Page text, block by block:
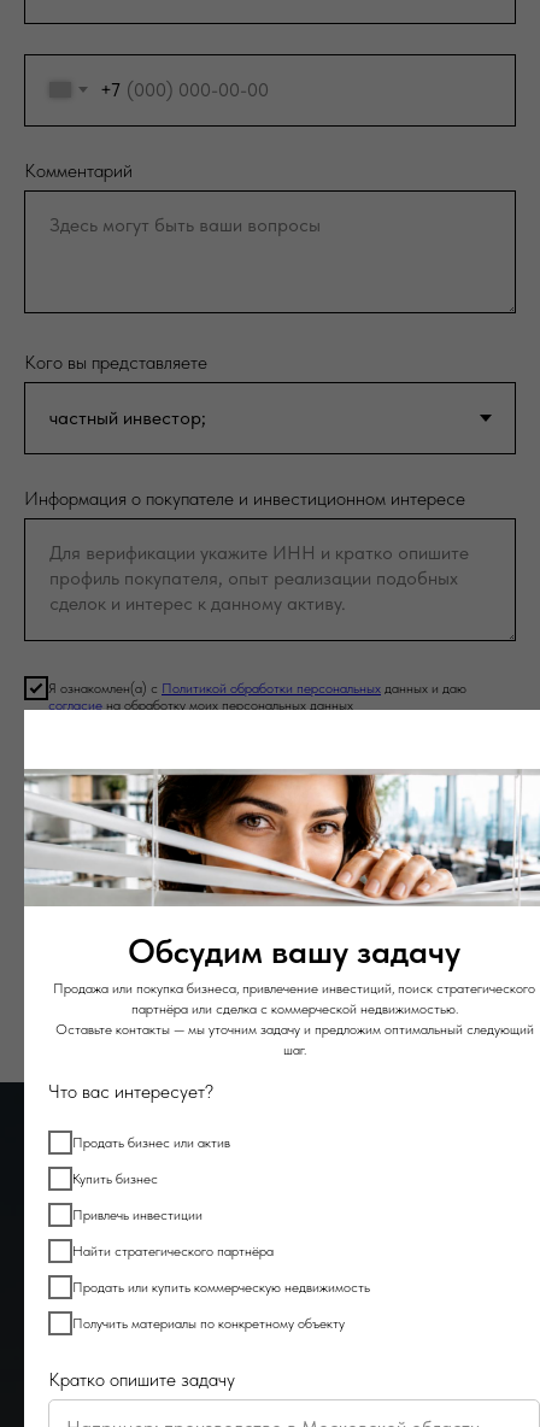
+7
Комментарий
Кого вы представляете
Информация о покупателе и инвестиционном интересе
Я ознакомлен(а) с Политикой обработки персональных данных и даю
согласие на обработку моих персональных данных
Отправить запрос
Ваши данные защищены
О BZ Broker
M&A-консалтинг для собственников бизнеса и
инвесторов
С 2013 года сопровождаем сделки по продаже компаний,
производственных активов и коммерческой недвижимости
Обсудим вашу задачу
Продажа или покупка бизнеса, привлечение инвестиций, поиск стратегического
партнёра или сделка с коммерческой недвижимостью.
Оставьте контакты — мы уточним задачу и предложим оптимальный следующий
шаг.
Что вас интересует?
Продать бизнес или актив
Купить бизнес
Привлечь инвестиции
Найти стратегического партнёра
Продать или купить коммерческую недвижимость
Получить материалы по конкретному объекту
Кратко опишите задачу